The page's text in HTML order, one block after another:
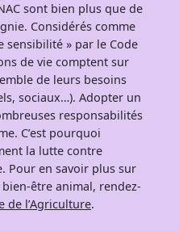
sont bien plus que de
Considérés comme
sensibilité » par le Code
de vie comptent sur
de leurs besoins
sociaux…). Adopter un
responsabilités
C’est pourquoi
la lutte contre
Pour en savoir plus sur
être animal, rendez-
de l’Agriculture.